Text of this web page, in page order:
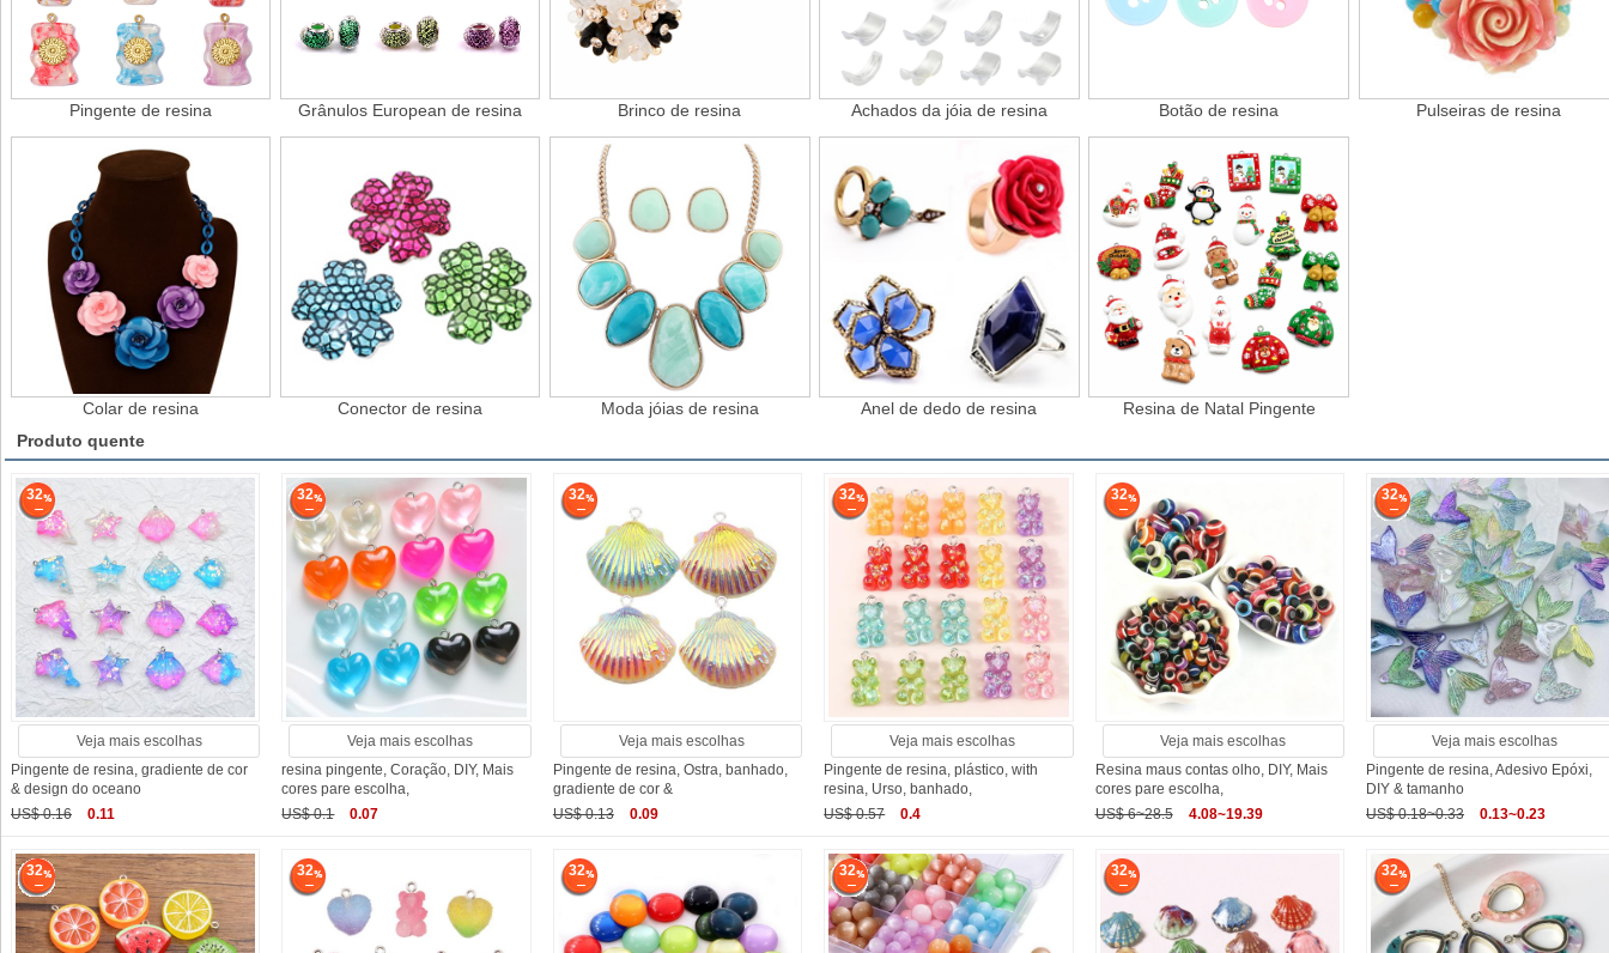
Pingente de resina Grânulos European de resina Brinco de resina Achados da jóia de resina Botão de resina Pulseiras de resina
Colar de resina Conector de resina Moda jóias de resina Anel de dedo de resina
Resina de Natal Pingente
Produto quente
32
Veja mais escolhas
Pingente de resina, gradiente de cor
& design do oceano
US$ 0.16
0.11
32
Veja mais escolhas
resina pingente, Coração, DIY, Mais
cores pare escolha,
US$ 0.1
0.07
32
Veja mais escolhas
Pingente de resina, Ostra, banhado,
gradiente de cor &
US$ 0.13
0.09
32
Veja mais escolhas
Pingente de resina, plástico, with
resina, Urso, banhado,
US$ 0.57
0.4
32
Veja mais escolhas
Resina maus contas olho, DIY, Mais
cores pare escolha,
US$ 6~28.5
4.08~19.39
32
Veja mais escolhas
Pingente de resina, Adesivo Epóxi,
DIY & tamanho
US$ 0.18~0.33
0.13~0.23
32 32 32 32 32 32